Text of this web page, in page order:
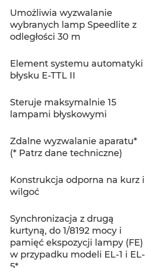
Umożliwia wyzwalanie
wybranych lamp Speedlite z
odległości 30 m
Element systemu automatyki
błysku E-TTL II
Steruje maksymalnie 15
lampami błyskowymi
Zdalne wyzwalanie aparatu*
(* Patrz dane techniczne)
Konstrukcja odporna na kurz i
wilgoć
Synchronizacja z drugą
kurtyną, do 1/8192 mocy i
pamięć ekspozycji lampy (FE)
w przypadku modeli EL-1 i EL-